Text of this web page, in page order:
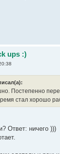
ups :)
Постепенно
стал хорошо
Ответ: ничего )))